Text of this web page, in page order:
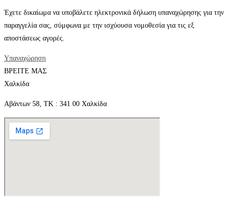
Έχετε δικαίωμα να υποβάλετε ηλεκτρονικά δήλωση υπαναχώρησης για την
παραγγελία σας, σύμφωνα με την ισχύουσα νομοθεσία για τις εξ
αποστάσεως αγορές.
Υπαναχώρηση
ΒΡΕΙΤΕ ΜΑΣ
Χαλκίδα
Αβάντων 58, ΤΚ : 341 00 Χαλκίδα